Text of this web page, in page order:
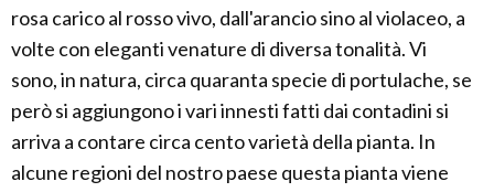
rosa carico al rosso vivo, dall'arancio sino al violaceo, a
volte con eleganti venature di diversa tonalità. Vi
sono, in natura, circa quaranta specie di portulache, se
però si aggiungono i vari innesti fatti dai contadini si
arriva a contare circa cento varietà della pianta. In
alcune regioni del nostro paese questa pianta viene